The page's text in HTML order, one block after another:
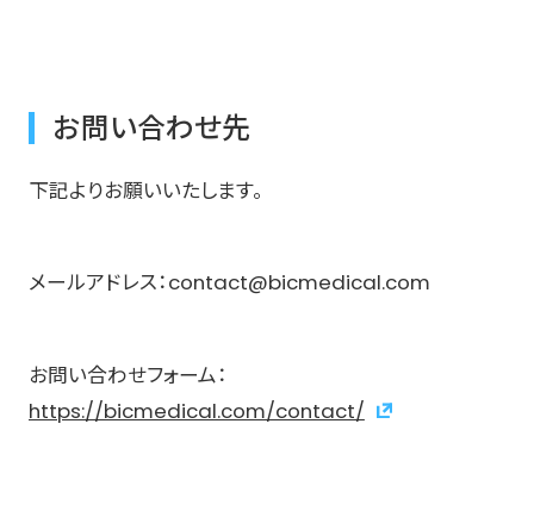
お問い合わせ先
下記よりお願いいたします。
メールアドレス：contact@bicmedical.com
お問い合わせフォーム：
https://bicmedical.com/contact/